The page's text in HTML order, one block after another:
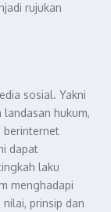
rujukan
sosial. Yakni
landasan hukum,
berinternet
dapat
laku
menghadapi
prinsip dan